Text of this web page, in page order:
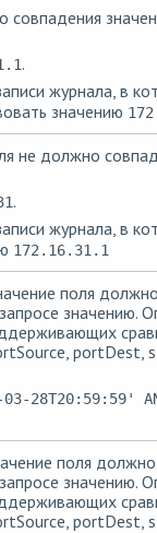
совпадения
.
журнала, в
значению
не должно
.
журнала, в
172.16.31.1
поля
значению.
portDest,
28T20:59:59'
поля
значению.
portDest,